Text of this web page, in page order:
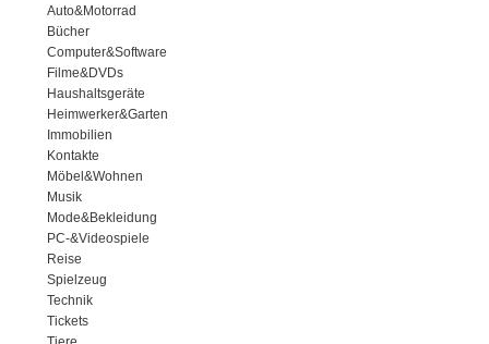
Auto&Motorrad
Bücher
Computer&Software
Filme&DVDs
Haushaltsgeräte
Heimwerker&Garten
Immobilien
Kontakte
Möbel&Wohnen
Musik
Mode&Bekleidung
PC-&Videospiele
Reise
Spielzeug
Technik
Tickets